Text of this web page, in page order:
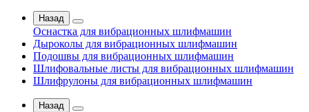
Назад
Оснастка для вибрационных шлифмашин
Дыроколы для вибрационных шлифмашин
Подошвы для вибрационных шлифмашин
Шлифовальные листы для вибрационных шлифмашин
Шлифрулоны для вибрационных шлифмашин
Назад